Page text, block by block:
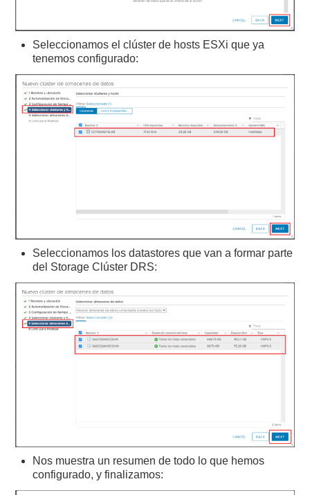
Seleccionamos el clúster de hosts ESXi que ya
tenemos configurado:
Seleccionamos los datastores que van a formar parte
del Storage Clúster DRS:
Nos muestra un resumen de todo lo que hemos
configurado, y finalizamos: